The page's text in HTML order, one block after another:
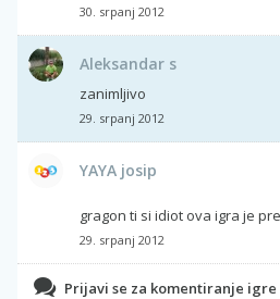
30. srpanj 2012
Aleksandar s
zanimljivo
29. srpanj 2012
YAYA josip
gragon ti si idiot ova igra je
29. srpanj 2012
Prijavi se za komentiranje igre